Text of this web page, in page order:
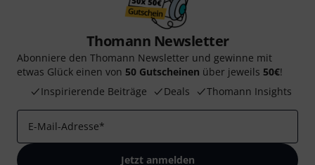
Thomann Newsletter
Abonniere den Thomann Newsletter und gewinne mit
etwas Glück einen von 50 Gutscheinen über jeweils 50€!
Inspirierende Beiträge
Deals Thomann Insights
E-Mail-Adresse*
Jetzt anmelden